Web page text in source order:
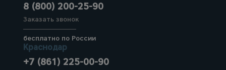
8 (800) 200-25-90
Заказать звонок
бесплатно по России
Краснодар
+7 (861) 225-00-90